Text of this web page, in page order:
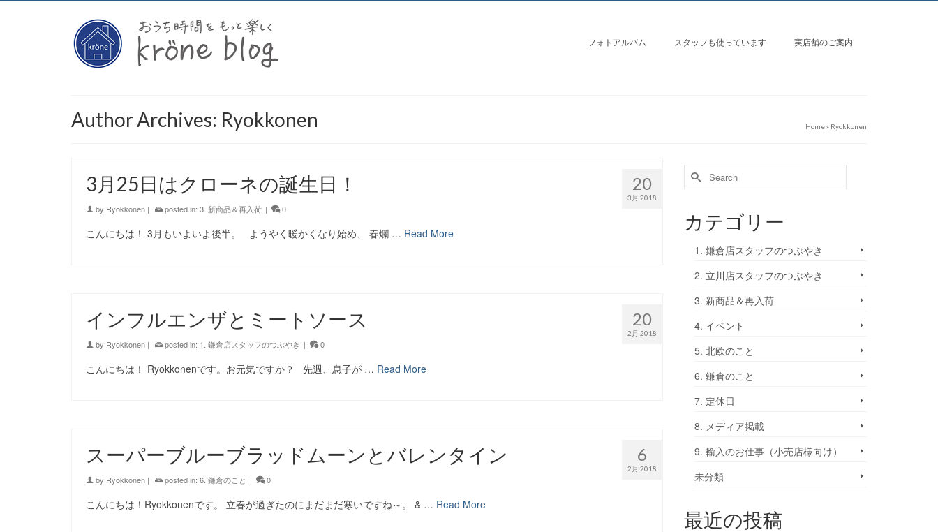
フォトアルバム スタッフも使っています 実店舗のご案内
Author Archives: Ryokkonen Home» Ryokkonen
20
3月 2018
3月25日はクローネの誕生日！
by Ryokkonen | posted in: 3. 新商品＆再入荷 | 0
こんにちは！ 3月もいよいよ後半。 ようやく暖かくなり始め、 春爛 … Read More
20
2月 2018
インフルエンザとミートソース
by Ryokkonen | posted in: 1. 鎌倉店スタッフのつぶやき | 0
こんにちは！ Ryokkonenです。お元気ですか？ 先週、息子が … Read More
6
2月 2018
スーパーブルーブラッドムーンとバレンタイン
by Ryokkonen | posted in: 6. 鎌倉のこと | 0
こんにちは！Ryokkonenです。 立春が過ぎたのにまだまだ寒いですね～。 & … Read More
カテゴリー
1. 鎌倉店スタッフのつぶやき
2. 立川店スタッフのつぶやき
3. 新商品＆再入荷
4. イベント
5. 北欧のこと
6. 鎌倉のこと
7. 定休日
8. メディア掲載
9. 輸入のお仕事（小売店様向け）
未分類
最近の投稿